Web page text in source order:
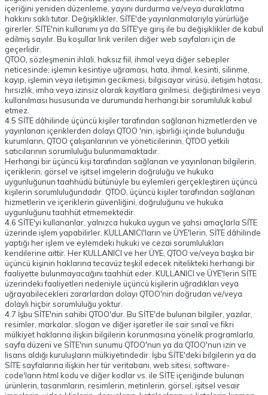
içeriğini yeniden düzenleme, yayını durdurma ve/veya duraklatma
hakkını saklı tutar. Değişiklikler, SİTE'de yayınlanmalarıyla yürürlüğe
girerler. SİTE'nin kullanımı ya da SİTE'ye giriş ile bu değişiklikler de kabul
edilmiş sayılır. Bu koşullar link verilen diğer web sayfaları için de
geçerlidir.
QTOO, sözleşmenin ihlali, haksız fiil, ihmal veya diğer sebepler
neticesinde; işlemin kesintiye uğraması, hata, ihmal, kesinti, silinme,
kayıp, işlemin veya iletişimin gecikmesi, bilgisayar virüsü, iletişim hatası,
hırsızlık, imha veya izinsiz olarak kayıtlara girilmesi, değiştirilmesi veya
kullanılması hususunda ve durumunda herhangi bir sorumluluk kabul
etmez.
4.5 SİTE dâhilinde üçüncü kişiler tarafından sağlanan hizmetlerden ve
yayınlanan içeriklerden dolayı QTOO 'nin, işbirliği içinde bulunduğu
kurumların, QTOO çalışanlarının ve yöneticilerinin, QTOO yetkili
satıcılarının sorumluluğu bulunmamaktadır.
Herhangi bir üçüncü kişi tarafından sağlanan ve yayınlanan bilgilerin,
içeriklerin, görsel ve işitsel imgelerin doğruluğu ve hukuka
uygunluğunun taahhüdü bütünüyle bu eylemleri gerçekleştiren üçüncü
kişilerin sorumluluğundadır. QTOO, üçüncü kişiler tarafından sağlanan
hizmetlerin ve içeriklerin güvenliğini, doğruluğunu ve hukuka
uygunluğunu taahhüt etmemektedir.
4.6 SİTE'yi kullananlar, yalnızca hukuka uygun ve şahsi amaçlarla SİTE
üzerinde işlem yapabilirler. KULLANICI'ların ve ÜYE'lerin, SİTE dâhilinde
yaptığı her işlem ve eylemdeki hukuki ve cezai sorumlulukları
kendilerine aittir. Her KULLANICI ve her ÜYE, QTOO ve/veya başka bir
üçüncü kişinin haklarına tecavüz teşkil edecek nitelikteki herhangi bir
faaliyette bulunmayacağını taahhüt eder. KULLANICI ve ÜYE'lerin SİTE
üzerindeki faaliyetleri nedeniyle üçüncü kişilerin uğradıkları veya
uğrayabilecekleri zararlardan dolayı QTOO'nin doğrudan ve/veya
dolaylı hiçbir sorumluluğu yoktur.
4.7 İşbu SİTE'nin sahibi QTOO'dur. Bu SİTE'de bulunan bilgiler, yazılar,
resimler, markalar, slogan ve diğer işaretler ile sair sınaî ve fikri
mülkiyet haklarına ilişkin bilgilerin korunmasına yönelik programlarla,
sayfa düzeni ve SİTE'nin sunumu QTOO'nun ya da QTOO'nun izin ve
lisans aldığı kuruluşların mülkiyetindedir. İşbu SİTE'deki bilgilerin ya da
SİTE sayfalarına ilişkin her tür veritabanı, web sitesi, software-
code'ların html kodu ve diğer kodlar vs. ile SİTE içeriğinde bulunan
ürünlerin, tasarımların, resimlerin, metinlerin, görsel, işitsel vesair